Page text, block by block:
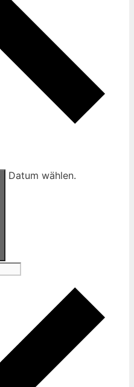
Datum wählen.